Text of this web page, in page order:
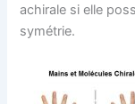
achirale si elle
symétrie.